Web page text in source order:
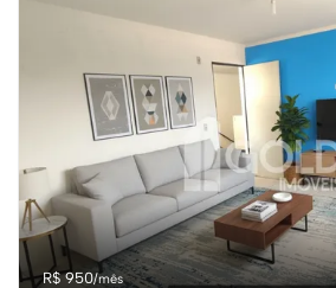
R$ 950/mês